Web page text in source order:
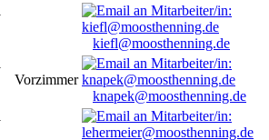
kiefl@moosthenning.de
Vorzimmer
knapek@moosthenning.de